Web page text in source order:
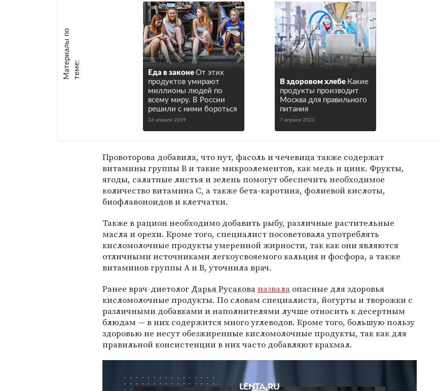
М
а
т е
р
и
а
л
ы
п
о
т
е
м
е : Еда в законе От этих
продуктов умирают
миллионы людей по
всему миру. В России
решили с ними бороться
26 апреля 2019
В здоровом хлебе Какие
продукты производит
Москва для правильного
питания
7 апреля 2021
Провоторова добавила, что нут, фасоль и чечевица также содержат
витамины группы B и такие микроэлементов, как медь и цинк. Фрукты,
ягоды, салатные листья и зелень помогут обеспечить необходимое
количество витамина C, а также бета-каротина, фолиевой кислоты,
биофлавоноидов и клетчатки.
Также в рацион необходимо добавить рыбу, различные растительные
масла и орехи. Кроме того, специалист посоветовала употреблять
кисломолочные продукты умеренной жирности, так как они являются
отличными источниками легкоусвояемого кальция и фосфора, а также
витаминов группы А и B, уточнила врач.
Ранее врач-диетолог Дарья Русакованазвала опасные для здоровья
кисломолочные продукты. По словам специалиста, йогурты и творожки с
различными добавками и наполнителями лучше относить к десертным
блюдам — в них содержится много углеводов. Кроме того, большую пользу
здоровью не несут обезжиренные кисломолочные продукты, так как для
правильной консистенции в них часто добавляют крахмал.